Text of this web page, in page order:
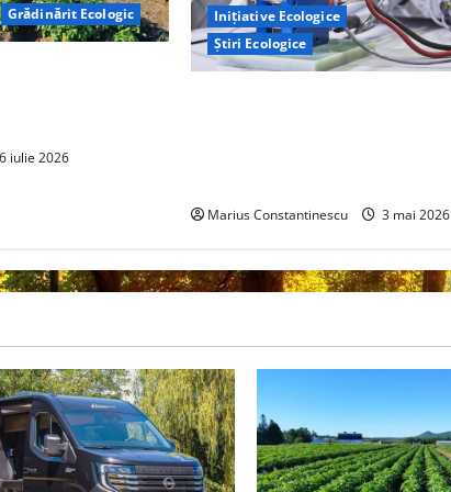
Grădinărit Ecologic
iulie 2026
Inițiative Ecologice
Știri Ecologice
Marius Constantinescu 3 mai 2026